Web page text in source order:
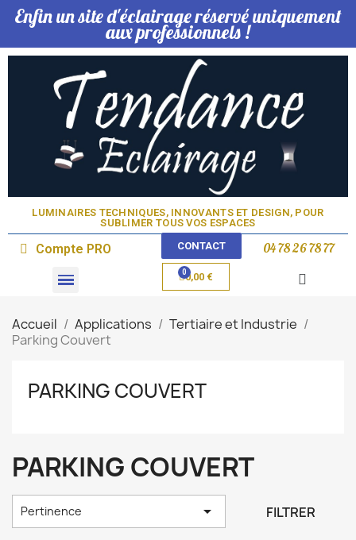
Enfin un site d'éclairage réservé uniquement
aux professionnels !
LUMINAIRES TECHNIQUES, INNOVANTS ET DESIGN, POUR
SUBLIMER TOUS VOS ESPACES​
Compte PRO CONTACT 04 78 26 78 77
0,00 €
Accueil Applications
Tertiaire et Industrie
Parking Couvert
PARKING COUVERT
PARKING COUVERT
Pertinence  FILTRER